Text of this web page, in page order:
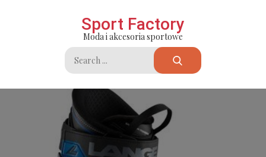
Sport Factory
Moda i akcesoria sportowe
Search
for: